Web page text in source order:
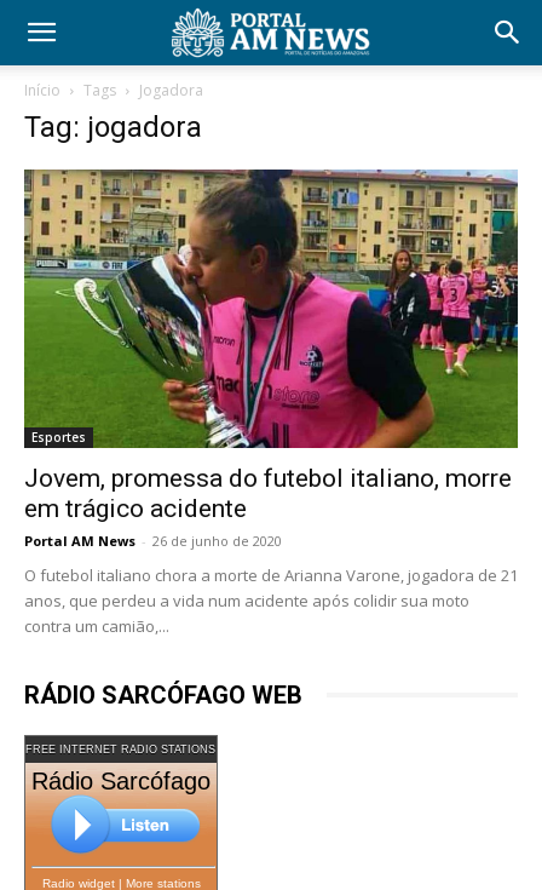
Início Tags Jogadora
Tag: jogadora
Esportes
Jovem, promessa do futebol italiano, morre
em trágico acidente
Portal AM News - 26 de junho de 2020
O futebol italiano chora a morte de Arianna Varone, jogadora de 21
anos, que perdeu a vida num acidente após colidir sua moto
contra um camião,...
RÁDIO SARCÓFAGO WEB
FREE INTERNET RADIO STATIONS
Rádio Sarcófago
Radio widget| More stations